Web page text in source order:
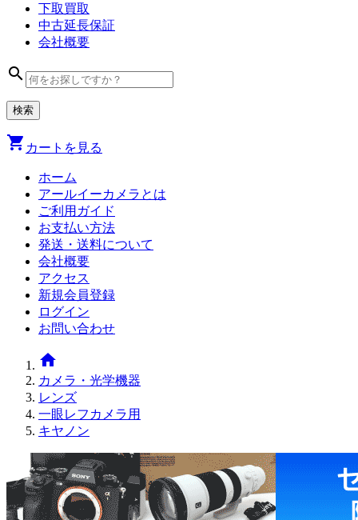
下取買取
中古延長保証
会社概要
search
shopping_cart カートを見る
ホーム
アールイーカメラとは
ご利用ガイド
お支払い方法
発送・送料について
会社概要
アクセス
新規会員登録
ログイン
お問い合わせ
home
カメラ・光学機器
レンズ
一眼レフカメラ用
キヤノン